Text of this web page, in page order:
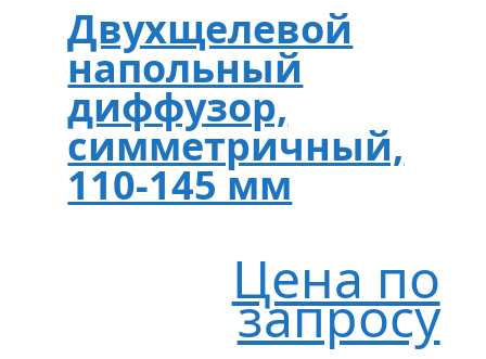
Двухщелевой
напольный
диффузор,
симметричный,
110-145 мм
Цена по
запросу